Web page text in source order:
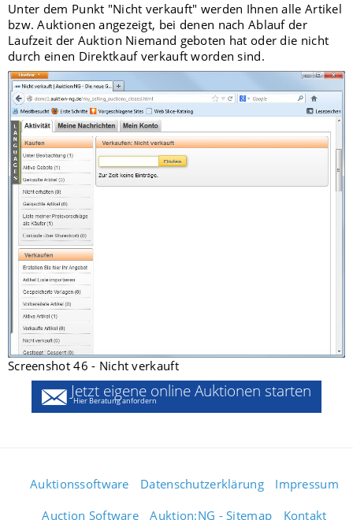
Unter dem Punkt "Nicht verkauft" werden Ihnen alle Artikel
bzw. Auktionen angezeigt, bei denen nach Ablauf der
Laufzeit der Auktion Niemand geboten hat oder die nicht
durch einen Direktkauf verkauft worden sind.
Screenshot 46 - Nicht verkauft
Jetzt eigene online Auktionen starten
Hier Beratung anfordern
Auktionssoftware Datenschutzerklärung
Impressum
Auction Software
Auktion:NG - Sitemap Kontakt